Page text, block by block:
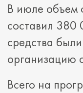
В июле объем
составил 380
средства
организацию
Всего на